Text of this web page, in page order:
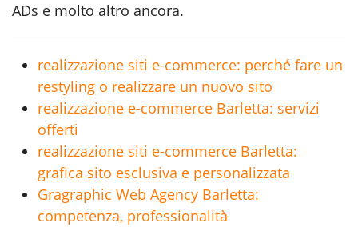
ADs e molto altro ancora.
realizzazione siti e-commerce: perché fare un
restyling o realizzare un nuovo sito
realizzazione e-commerce Barletta: servizi
offerti
realizzazione siti e-commerce Barletta:
grafica sito esclusiva e personalizzata
Gragraphic Web Agency Barletta:
competenza, professionalità